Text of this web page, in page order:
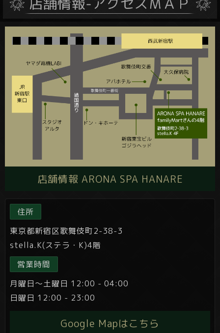
店舗情報 ARONA SPA HANARE
住所
東京都新宿区歌舞伎町2-38-3
stella.K(ステラ・K)4階
営業時間
月曜日～土曜日 12:00 - 04:00
日曜日 12:00 - 23:00
Google Mapはこちら